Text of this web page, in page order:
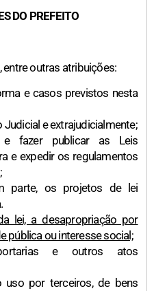
DO PREFEITO
outras atribuições:
e casos previstos nesta
Judicial e extrajudicialmente;
e fazer publicar as Leis
e expedir os regulamentos
parte, os projetos de lei
lei, a desapropriação por
pública ou interesse social;
e outros atos
uso por terceiros, de bens